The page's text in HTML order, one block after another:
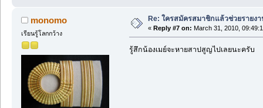
monomo
เรียนรู้โลกกว้าง
Re: ใครสมัครสมาชิกแล้วช่วยรายง
« Reply #7 on: March 31, 2010,
รู้สึกน้องเมย์จะหายสาปสูญไปเลยนะครับ